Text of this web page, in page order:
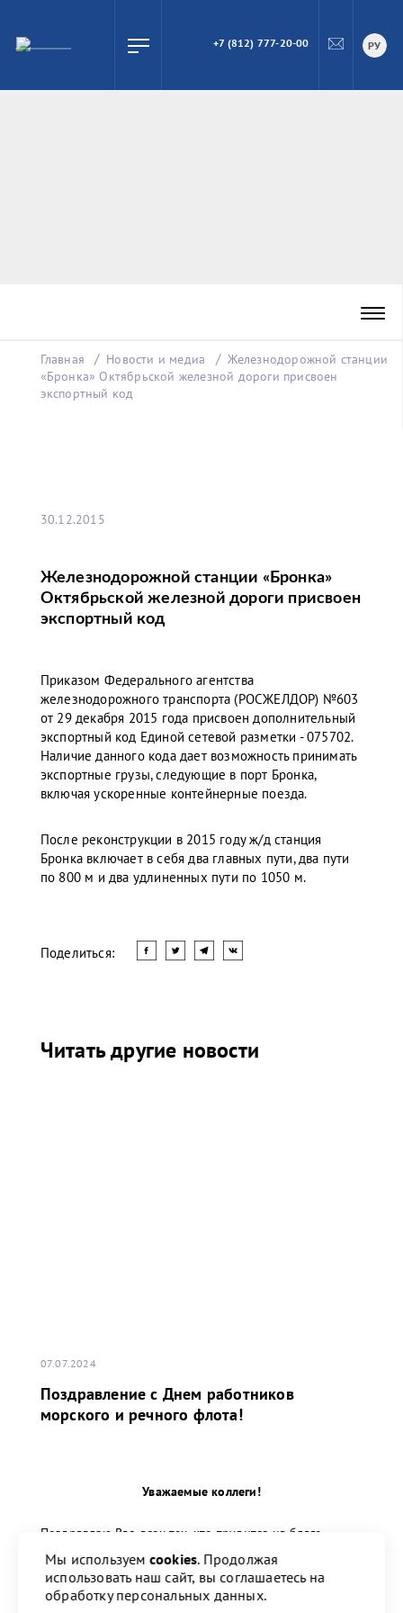
ПОИСК
+7 (812) 777-20-00 РУ
Главная Новости и медиа
Железнодорожной станции
«Бронка» Октябрьской железной дороги присвоен
экспортный код
30.12.2015
Железнодорожной станции «Бронка»
Октябрьской железной дороги присвоен
экспортный код
Приказом Федерального агентства
железнодорожного транспорта (РОСЖЕЛДОР) №603
от 29 декабря 2015 года присвоен дополнительный
экспортный код Единой сетевой разметки - 075702.
Наличие данного кода дает возможность принимать
экспортные грузы, следующие в порт Бронка,
включая ускоренные контейнерные поезда.
После реконструкции в 2015 году ж/д станция
Бронка включает в себя два главных пути, два пути
по 800 м и два удлиненных пути по 1050 м.
Поделиться:
Читать другие новости
07.07.2024
Поздравление с Днем работников
морского и речного флота!
Уважаемые коллеги!
Поздравляю Вас, всех тех, кто трудится на благо
праздником!
...
Мы используем cookies. Продолжая
использовать наш сайт, вы соглашаетесь на
обработку персональных данных.